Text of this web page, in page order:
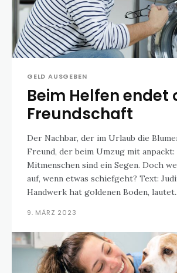
GELD AUSGEBEN
Beim Helfen endet
Freundschaft
Der Nachbar, der im Urlaub die
Freund, der beim Umzug mit
Mitmenschen sind ein Segen. Doch
auf, wenn etwas schiefgeht? Text: Judith Meister
Handwerk hat goldenen Boden,
9. MÄRZ 2023